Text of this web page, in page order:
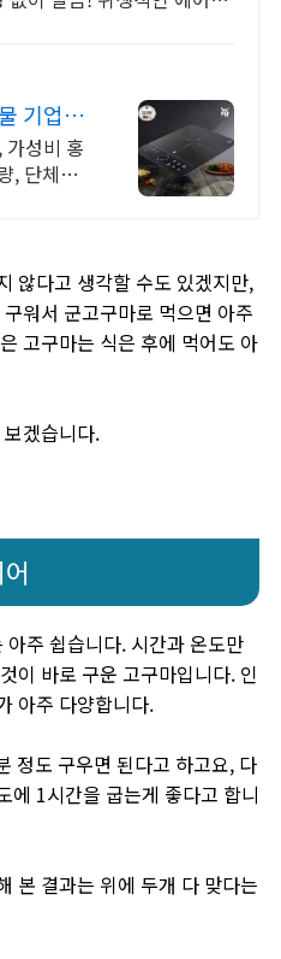
기업/
가성비 홍
, 단체선
않다고 생각할 수도 있겠지만,
워서 군고구마로 먹으면 아주
고구마는 식은 후에 먹어도 아
겠습니다.
주 쉽습니다. 시간과 온도만
이 바로 구운 고구마입니다. 인
아주 다양합니다.
정도 구우면 된다고 하고요, 다
에 1시간을 굽는게 좋다고 합니
본 결과는 위에 두개 다 맞다는